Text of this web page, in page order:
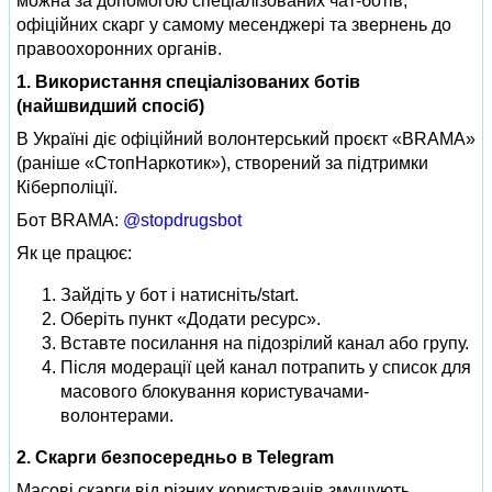
офіційних скарг у самому месенджері та звернень до
правоохоронних органів.
1. Використання спеціалізованих ботів
(найшвидший спосіб)
В Україні діє офіційний волонтерський проєкт «BRAMA»
(раніше «СтопНаркотик»), створений за підтримки
Кіберполіції.
Бот BRAMA: @stopdrugsbot
Як це працює:
Зайдіть у бот і натисніть/start.
Оберіть пункт «Додати ресурс».
Вставте посилання на підозрілий канал або групу.
Після модерації цей канал потрапить у список для
масового блокування користувачами-
волонтерами.
2. Скарги безпосередньо в Telegram